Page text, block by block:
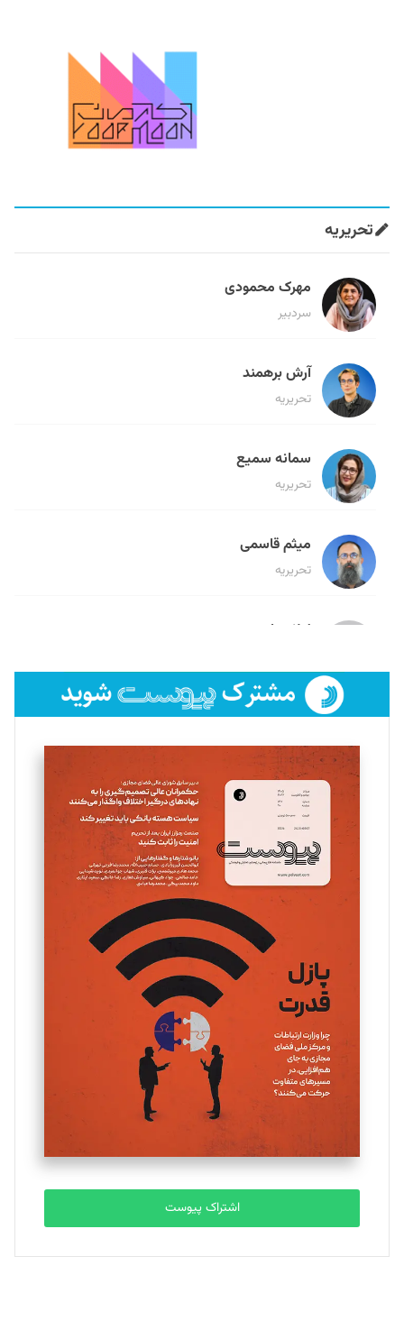
تحریریه
مهرک محمودی
سردبیر
آرش برهمند
تحریریه
سمانه سمیع
تحریریه
میثم قاسمی
تحریریه
لیلا حنارود
فائزه فتحی رستمی
تحریریه
سروش کرمیان
تحریریه
مینا پاکدل
یسنا امان‌پور
تحریریه
ملینا جعفری
تحریریه
مصطفی مسجدی آرانی
تحریریه
بابک نقاش
تحریریه
اشتراک پیوست